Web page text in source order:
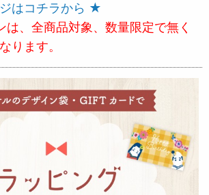
はコチラから ★
は、全商品対象、数量限定で無く
ります。